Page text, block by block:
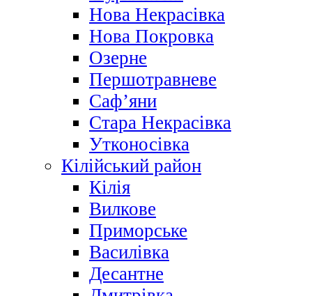
Нова Некрасівка
Нова Покровка
Озерне
Першотравневе
Саф’яни
Стара Некрасівка
Утконосівка
Кілійський район
Кілія
Вилкове
Приморське
Василівка
Десантне